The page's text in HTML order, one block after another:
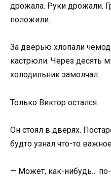
дрожала. Руки дрожали.
положили.
За дверью хлопали
кастрюли. Через десять
холодильник замолчал.
Только Виктор остался.
Он стоял в дверях.
будто узнал что-то
— Может, как-нибудь…